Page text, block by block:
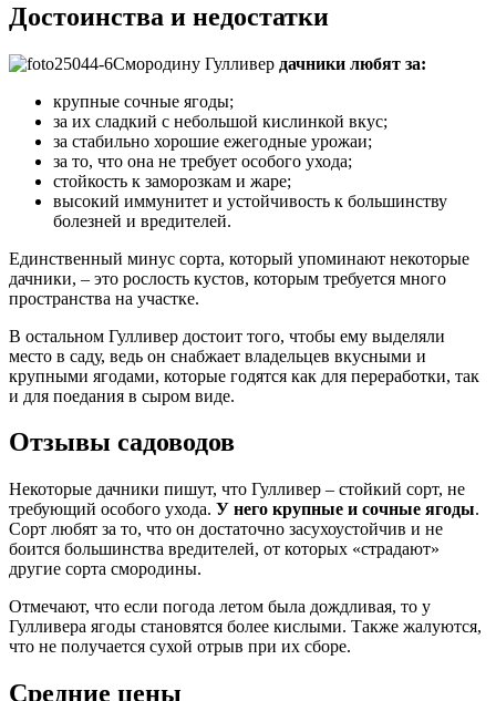
Достоинства и недостатки
Смородину Гулливер дачники любят за:
крупные сочные ягоды;
за их сладкий с небольшой кислинкой вкус;
за стабильно хорошие ежегодные урожаи;
за то, что она не требует особого ухода;
стойкость к заморозкам и жаре;
высокий иммунитет и устойчивость к большинству
болезней и вредителей.
Единственный минус сорта, который упоминают некоторые
дачники, – это рослость кустов, которым требуется много
пространства на участке.
В остальном Гулливер достоит того, чтобы ему выделяли
место в саду, ведь он снабжает владельцев вкусными и
крупными ягодами, которые годятся как для переработки, так
и для поедания в сыром виде.
Отзывы садоводов
Некоторые дачники пишут, что Гулливер – стойкий сорт, не
требующий особого ухода. У него крупные и сочные ягоды.
Сорт любят за то, что он достаточно засухоустойчив и не
боится большинства вредителей, от которых «страдают»
другие сорта смородины.
Отмечают, что если погода летом была дождливая, то у
Гулливера ягоды становятся более кислыми. Также жалуются,
что не получается сухой отрыв при их сборе.
Средние цены